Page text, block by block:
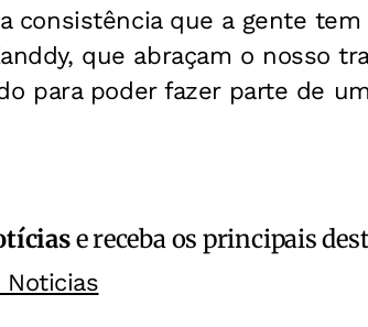
consistência que a gente
que abraçam o nosso
para poder fazer parte de
e receba os principais
Noticias